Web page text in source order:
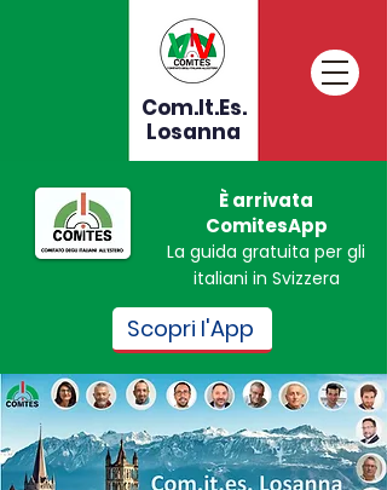
Com.It.Es.
Losanna
È arrivata
ComitesApp
La guida gratuita per gli
italiani in Svizzera
Scopri l'App